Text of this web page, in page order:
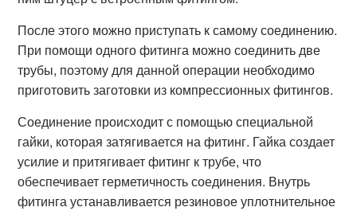
После этого можно приступать к самому соединению.
При помощи одного фитинга можно соединить две
трубы, поэтому для данной операции необходимо
приготовить заготовки из компрессионных фитингов.
Соединение происходит с помощью специальной
гайки, которая затягивается на фитинг. Гайка создает
усилие и притягивает фитинг к трубе, что
обеспечивает герметичность соединения. Внутрь
фитинга устанавливается резиновое уплотнительное